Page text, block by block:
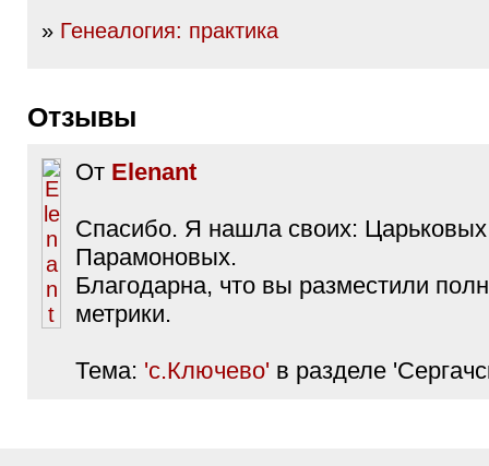
» Генеалогия: практика
Отзывы
От Elenant
Спасибо. Я нашла своих:
Парамоновых.
Благодарна, что вы разместили
метрики.
Тема: 'с.Ключево' в разделе